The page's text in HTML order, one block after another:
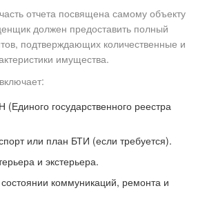
отчета посвящена самому объекту
должен предоставить полный
подтверждающих количественные и
имущества.
(Единого государственного реестра
или план БТИ (если требуется).
и экстерьера.
коммуникаций, ремонта и